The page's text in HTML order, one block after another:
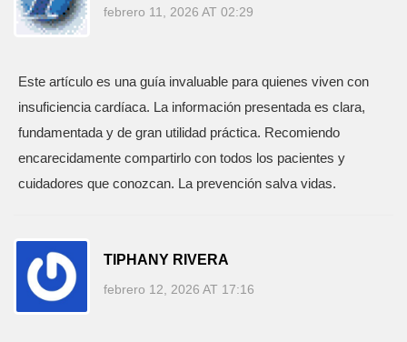
febrero 11, 2026 AT 02:29
Este artículo es una guía invaluable para quienes viven con
insuficiencia cardíaca. La información presentada es clara,
fundamentada y de gran utilidad práctica. Recomiendo
encarecidamente compartirlo con todos los pacientes y
cuidadores que conozcan. La prevención salva vidas.
TIPHANY RIVERA
febrero 12, 2026 AT 17:16